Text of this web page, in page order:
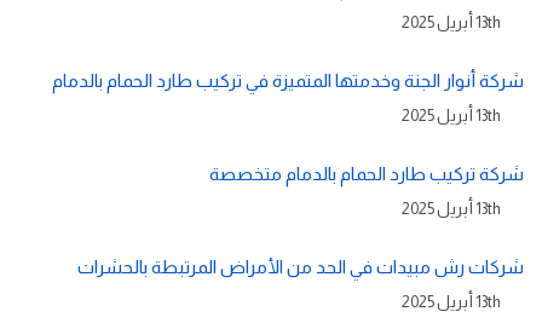
13th أبريل 2025
شركة أنوار الجنة وخدمتها المتميزة في تركيب طارد الحمام بالدمام
13th أبريل 2025
شركة تركيب طارد الحمام بالدمام متخصصة
13th أبريل 2025
شركات رش مبيدات في الحد من الأمراض المرتبطة بالحشرات
13th أبريل 2025